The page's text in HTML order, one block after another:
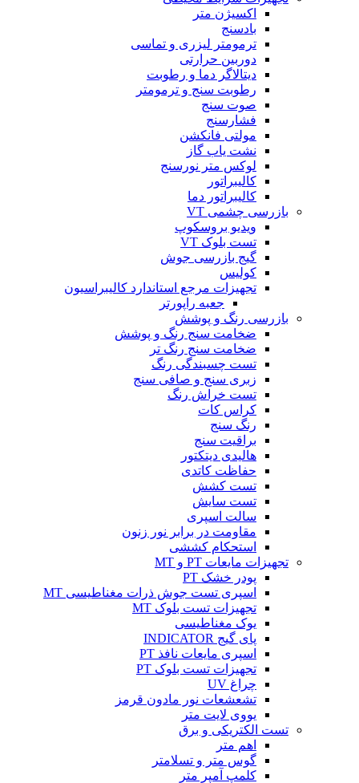
اکسیژن متر
بادسنج
ترمومتر لیزری و تماسی
دوربین حرارتی
دیتالاگر دما و رطوبت
رطوبت سنج و ترمومتر
صوت سنج
فشارسنج
مولتی فانکشن
نشت یاب گاز
لوکس متر نورسنج
کالیبراتور
کالیبراتور دما
بازرسی چشمی VT
ویدیو بروسکوپ
تست بلوک VT
گیج بازرسی جوش
کولیس
تجهیزات مرجع استاندارد کالیبراسیون
جعبه راپورتر
بازرسی رنگ و پوشش
ضخامت سنج رنگ و پوشش
ضخامت سنج رنگ تر
تست چسبندگی رنگ
زبری سنج و صافی سنج
تست خراش رنگ
کراس کات
رنگ سنج
براقیت سنج
هالیدی دیتکتور
حفاظت کاتدی
تست کشش
تست سایش
سالت اسپری
مقاومت در برابر نور زنون
استحکام کششی
تجهیزات مایعات PT و MT
پودر خشک PT
اسپری تست جوش ذرات مغناطیسی MT
تجهیزات تست بلوک MT
یوک مغناطیسی
پای گیج INDICATOR
اسپری مایعات نافذ PT
تجهیزات تست بلوک PT
چراغ UV
تشعشعات نور مادون قرمز
یووی لایت متر
تست الکتریکی و برق
اهم متر
گوس متر و تسلامتر
کلمپ آمپر متر